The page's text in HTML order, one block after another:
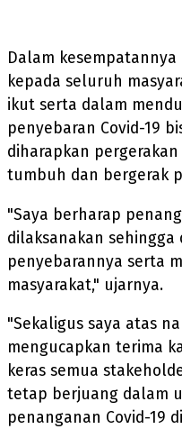
Dalam
kepada seluruh
ikut serta dalam
penyebaran Covid-19
diharapkan
tumbuh dan bergerak
"Saya berharap
dilaksanakan
penyebarannya serta
masyarakat," ujarnya.
"Sekaligus saya atas
mengucapkan terima
keras semua
tetap berjuang dalam
penanganan Covid-19